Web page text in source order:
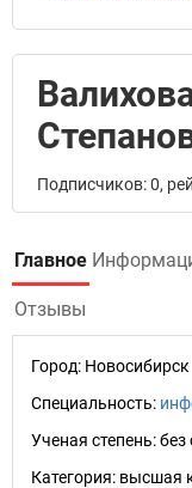
Подписчиков: 0,
Главное
Отзывы
Город: Новосибирск
Специальность:
Ученая степень:без
Категория: высшая